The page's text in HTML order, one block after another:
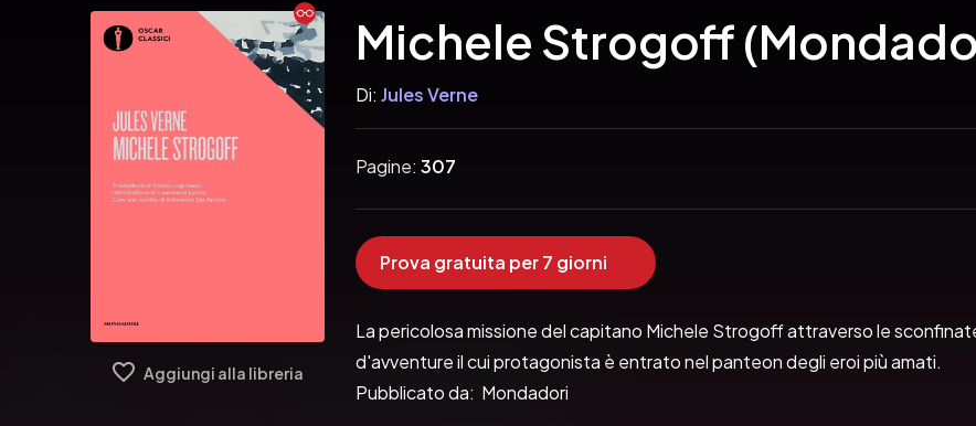
Ebook
Aggiungi alla libreria
Michele Strogoff
Di: Jules Verne
Pagine: 307
Prova gratuita per 7 giorni
La pericolosa missione del capitano Michele Strogoff attraverso le
d'avventure il cui protagonista è entrato nel panteon degli eroi più amati.
Pubblicato da:  Mondadori